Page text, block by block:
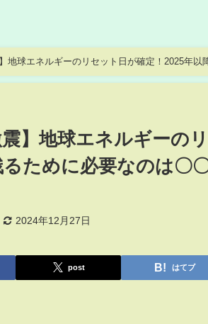
地球エネルギーのリセット日が確定！2025年
震】地球エネルギーの
るために必要なのは〇
2024年12月27日
post はてブ